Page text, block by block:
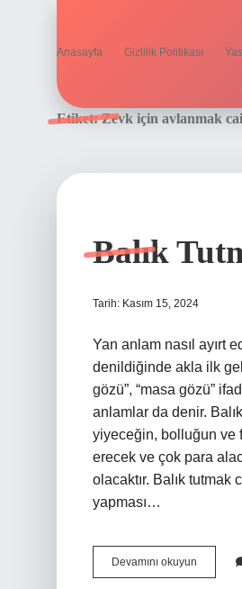
Anasayfa Gizlilik Politikası
Etiket:Zevk için avlanmak
Balık
Tarih: Kasım 15, 2024
Yan anlam nasıl ayırt
denildiğinde akla ilk
gözü”, “masa gözü”
anlamlar da denir.
yiyeceğin, bolluğun ve
erecek ve çok para
olacaktır. Balık
yapması…
Devamını okuyun
Tutmak